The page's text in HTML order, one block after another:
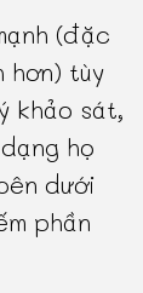
(đặc
hơn) tùy
khảo sát,
họ
dưới
phần